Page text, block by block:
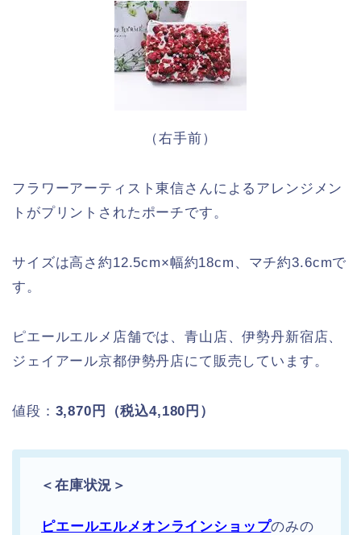
（右手前）
フラワーアーティスト東信さんによるアレンジメン
トがプリントされたポーチです。
サイズは高さ約12.5cm×幅約18cm、マチ約3.6cmで
す。
ピエールエルメ店舗では、青山店、伊勢丹新宿店、
ジェイアール京都伊勢丹店にて販売しています。
値段： 3,870円（税込4,180円）
＜在庫状況＞
ピエールエルメオンラインショップのみの